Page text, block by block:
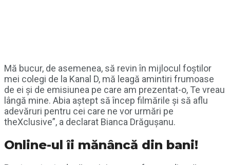
Mă bucur, de asemenea, să revin în mijlocul foștilor
mei colegi de la Kanal D, mă leagă amintiri frumoase
de ei și de emisiunea pe care am prezentat-o, Te vreau
lângă mine. Abia aștept să încep filmările și să aflu
adevăruri pentru cei care ne vor urmări pe
theXclusive”, a declarat Bianca Drăgușanu.
Online-ul îi mănâncă din bani!